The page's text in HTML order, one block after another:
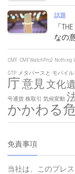
話題
「
なの
CMF CMFWatchPro2 Nothing
GTP メタバースと モバイル
庁意見文化
号通貨 株取引 気候変動
かかわる
免責事項
当社は、このプレ